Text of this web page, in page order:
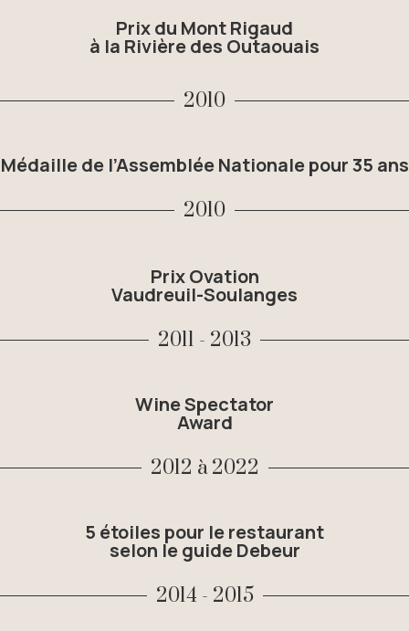
Prix du Mont Rigaud
à la Rivière des Outaouais
2010
Médaille de l’Assemblée Nationale pour 35 ans
2010
Prix Ovation
Vaudreuil-Soulanges
2011 - 2013
Wine Spectator
Award
2012 à 2022
5 étoiles pour le restaurant
selon le guide Debeur
2014 - 2015